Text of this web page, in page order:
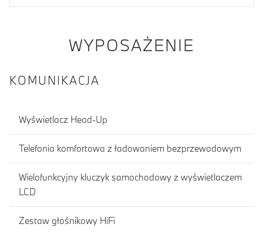
WYPOSAŻENIE
KOMUNIKACJA
Wyświetlacz Head-Up
Telefonia komfortowa z ładowaniem bezprzewodowym
Wielofunkcyjny kluczyk samochodowy z wyświetlaczem
LCD
Zestaw głośnikowy HiFi